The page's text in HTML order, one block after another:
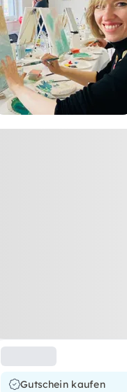
Gutschein kaufen